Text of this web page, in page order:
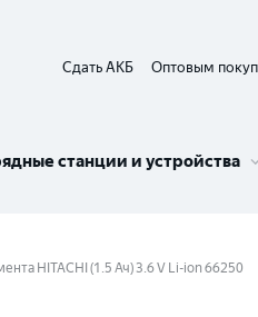
Сдать АКБ Оптовым
станции и устройства
HITACHI (1.5 Ач) 3.6 V Li-ion 66250